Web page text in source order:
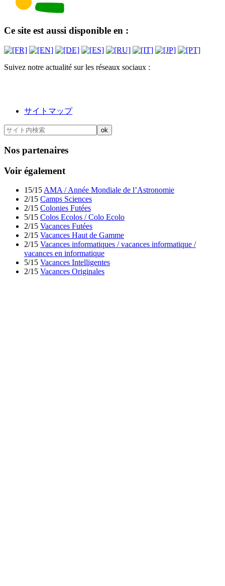
Ce site est aussi disponible en :
Suivez notre actualité sur les réseaux sociaux :
サイトマップ
Nos partenaires
Voir également
15/15 AMA / Année Mondiale de l’Astronomie
2/15 Camps Sciences
2/15 Colonies Futées
5/15 Colos Ecolos / Colo Ecolo
2/15 Vacances Futées
2/15 Vacances Haut de Gamme
2/15 Vacances informatiques / vacances informatique /
vacances en informatique
5/15 Vacances Intelligentes
2/15 Vacances Originales